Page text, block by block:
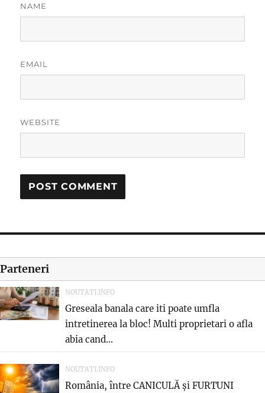
NAME
EMAIL
WEBSITE
Parteneri
NOUTATI.INFO
Greseala banala care iti poate umfla
intretinerea la bloc! Multi proprietari o afla
abia cand...
NOUTATI.INFO
România, între CANICULĂ și FURTUNI